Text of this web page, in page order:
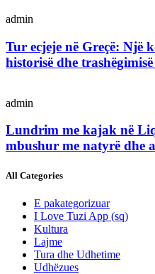
admin
Tur ecjeje në Greçë: Një
historisë dhe
admin
Lundrim me kajak në
mbushur me natyrë dhe
All Categories
E pakategorizuar
I Love Tuzi App (sq)
Kultura
Lajme
Tura dhe Udhetime
Udhëzues